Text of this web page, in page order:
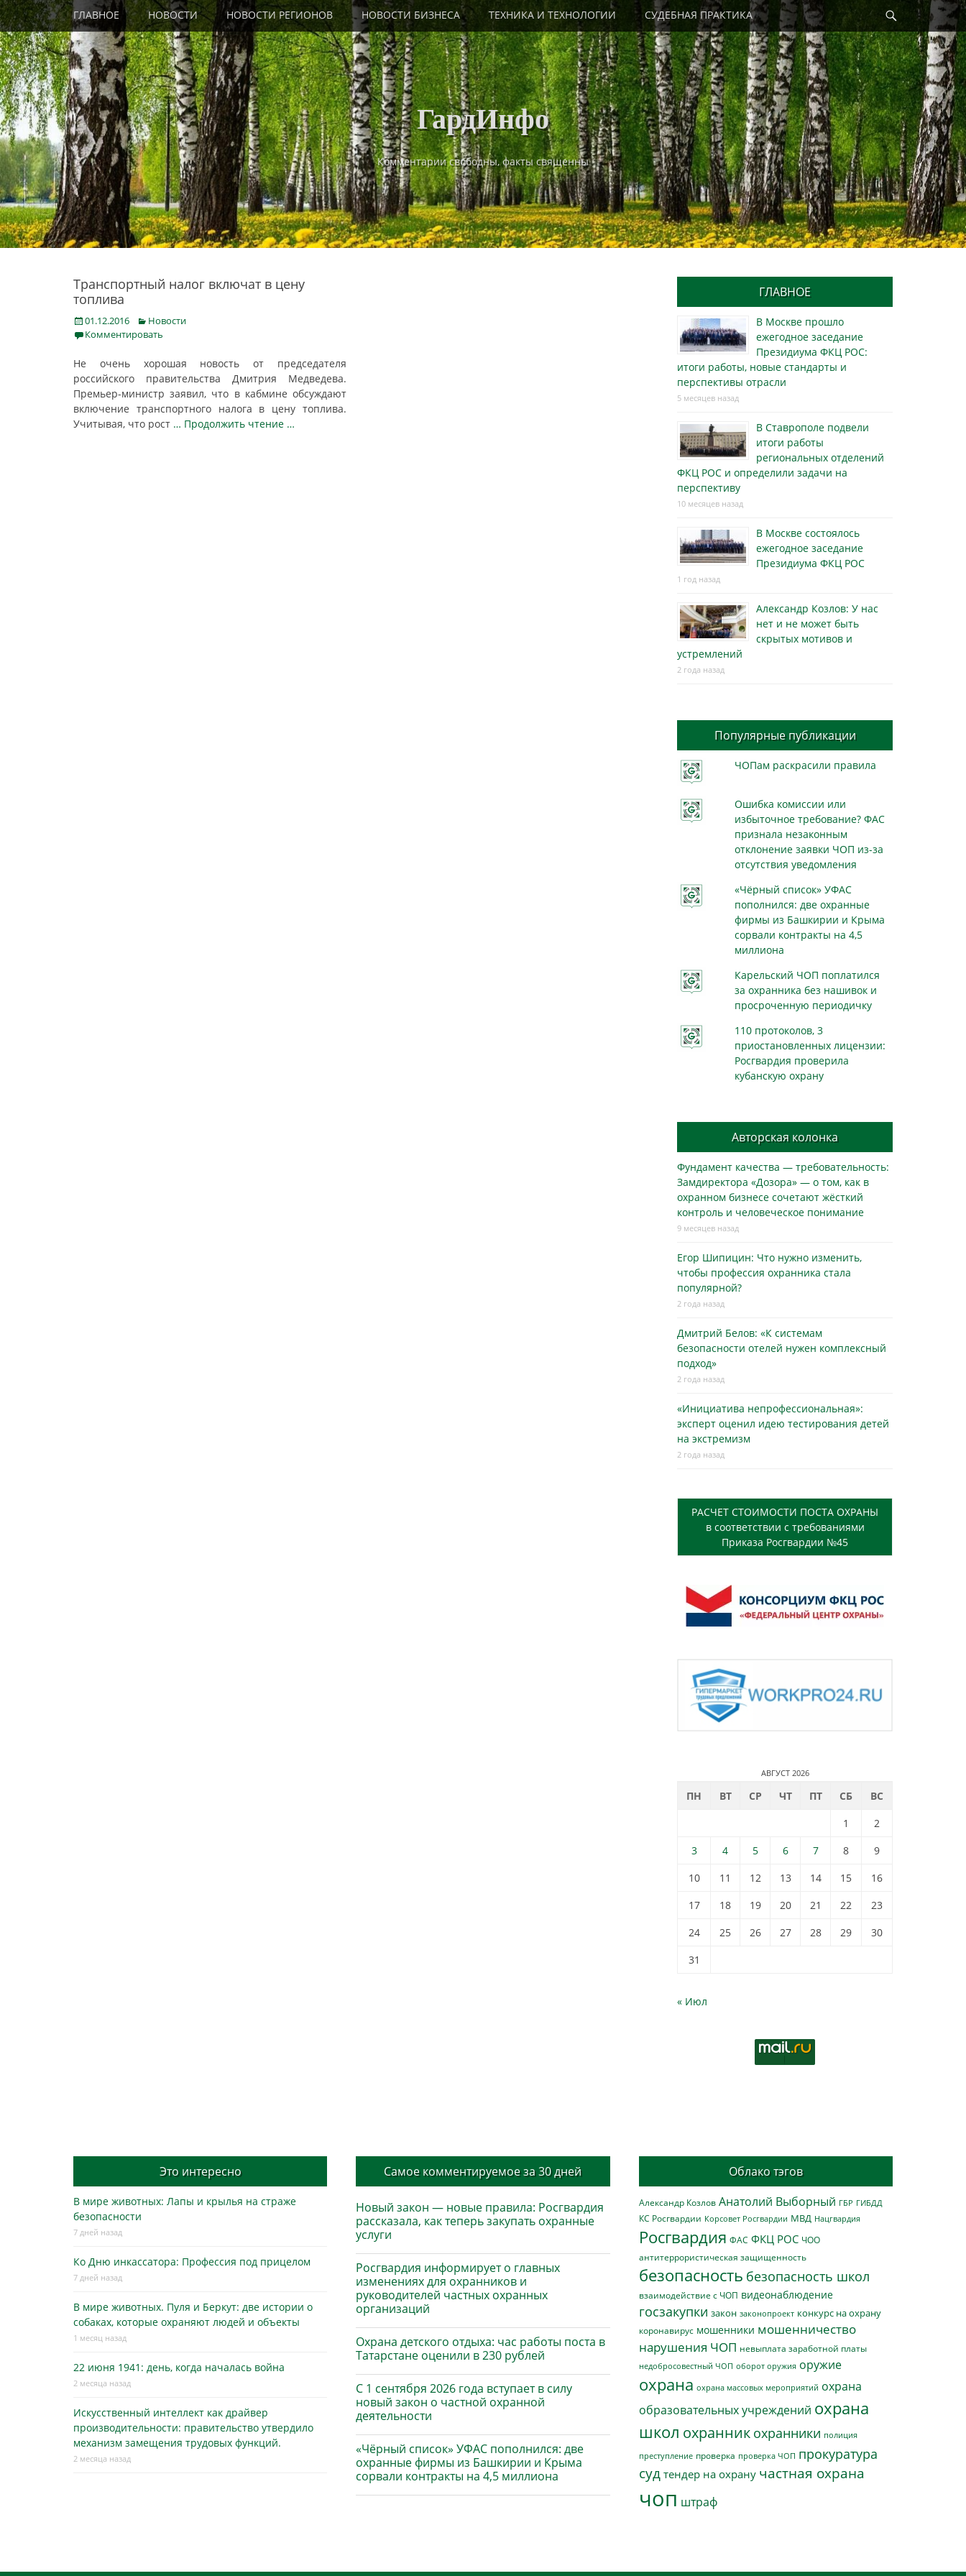
Skip
to
content
Primary Menu
ГЛАВНОЕ НОВОСТИ НОВОСТИ РЕГИОНОВ НОВОСТИ БИЗНЕСА ТЕХНИКА И ТЕХНОЛОГИИ СУДЕБНАЯ ПРАКТИКА
Найти
ГардИнфо
Комментарии свободны, факты священны
Транспортный налог включат в цену
топлива
Posted
on
01.12.2016 Categories
Новости
Комментировать
Не очень хорошая новость от председателя
российского правительства Дмитрия Медведева.
Премьер-министр заявил, что в кабмине обсуждают
включение транспортного налога в цену топлива.
Учитывая, что рост … Продолжить чтение …
ГЛАВНОЕ
В Москве прошло
ежегодное заседание
Президиума ФКЦ РОС:
итоги работы, новые стандарты и
перспективы отрасли
5 месяцев назад
В Ставрополе подвели
итоги работы
региональных отделений
ФКЦ РОС и определили задачи на
перспективу
10 месяцев назад
В Москве состоялось
ежегодное заседание
Президиума ФКЦ РОС
1 год назад
Александр Козлов: У нас
нет и не может быть
скрытых мотивов и
устремлений
2 года назад
Популярные публикации
ЧОПам раскрасили правила
Ошибка комиссии или
избыточное требование? ФАС
признала незаконным
отклонение заявки ЧОП из-за
отсутствия уведомления
«Чёрный список» УФАС
пополнился: две охранные
фирмы из Башкирии и Крыма
сорвали контракты на 4,5
миллиона
Карельский ЧОП поплатился
за охранника без нашивок и
просроченную периодичку
110 протоколов, 3
приостановленных лицензии:
Росгвардия проверила
кубанскую охрану
Авторская колонка
Фундамент качества — требовательность:
Замдиректора «Дозора» — о том, как в
охранном бизнесe сочетают жёсткий
контроль и человеческое понимание
9 месяцев назад
Егор Шипицин: Что нужно изменить,
чтобы профессия охранника стала
популярной?
2 года назад
Дмитрий Белов: «К системам
безопасности отелей нужен комплексный
подход»
2 года назад
«Инициатива непрофессиональная»:
эксперт оценил идею тестирования детей
на экстремизм
2 года назад
РАСЧЕТ СТОИМОСТИ ПОСТА ОХРАНЫ
в соответствии с требованиями
Приказа Росгвардии №45
АВГУСТ 2026
ПН ВТ СР ЧТ ПТ СБ
ВС
1
2
3
4 5 6 7 8
9
10
11 12 13 14 15
16
17
18 19 20 21 22
23
24
25 26 27 28 29
30
31
« Июл
Это интересно
В мире животных: Лапы и крылья на страже
безопасности
7 дней назад
Ко Дню инкассатора: Профессия под прицелом
7 дней назад
В мире животных. Пуля и Беркут: две истории о
собаках, которые охраняют людей и объекты
1 месяц назад
22 июня 1941: день, когда началась война
2 месяца назад
Искусственный интеллект как драйвер
производительности: правительство утвердило
механизм замещения трудовых функций.
2 месяца назад
Самое комментируемое за 30 дней
Новый закон — новые правила: Росгвардия
рассказала, как теперь закупать охранные
услуги
Росгвардия информирует о главных
изменениях для охранников и
руководителей частных охранных
организаций
Охрана детского отдыха: час работы поста в
Татарстане оценили в 230 рублей
С 1 сентября 2026 года вступает в силу
новый закон о частной охранной
деятельности
«Чёрный список» УФАС пополнился: две
охранные фирмы из Башкирии и Крыма
сорвали контракты на 4,5 миллиона
Облако тэгов
Александр Козлов Анатолий Выборный ГБР ГИБДД
КС Росгвардии Корсовет Росгвардии МВД Нацгвардия
Росгвардия ФАС ФКЦ РОС ЧОО
антитеррористическая защищенность
безопасность безопасность школ
взаимодействие с ЧОП видеонаблюдение
госзакупки закон законопроект конкурс на охрану
коронавирус мошенники мошенничество
нарушения ЧОП невыплата заработной платы
недобросовестный ЧОП оборот оружия оружие
охрана охрана массовых мероприятий охрана
образовательных учреждений охрана
школ охранник охранники полиция
преступление проверка проверка ЧОП прокуратура
суд тендер на охрану частная охрана
чоп штраф